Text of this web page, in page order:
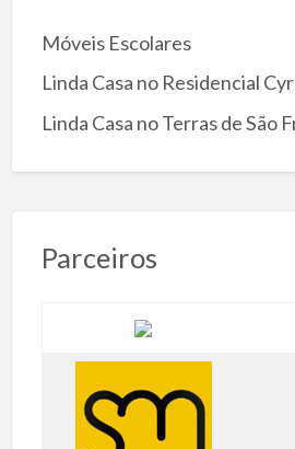
Móveis Escolares
Linda Casa no Residencial
Linda Casa no Terras de São
Parceiros